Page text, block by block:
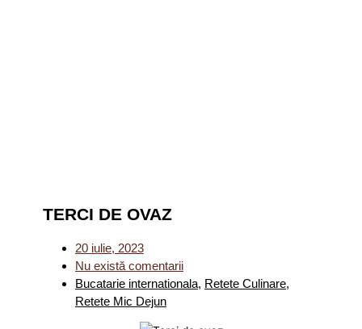
TERCI DE OVAZ
20 iulie, 2023
Nu există comentarii
Bucatarie internationala, Retete Culinare,
Retete Mic Dejun